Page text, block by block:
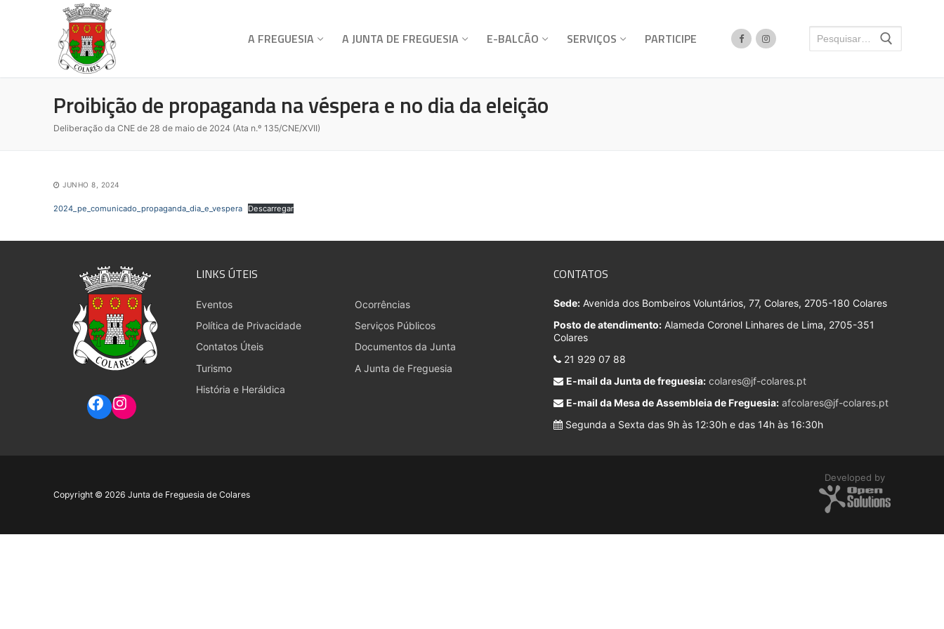
A FREGUESIA A JUNTA DE FREGUESIA E-BALCÃO SERVIÇOS PARTICIPE
Proibição de propaganda na véspera e no dia da eleição
Deliberação da CNE de 28 de maio de 2024 (Ata n.º 135/CNE/XVII)
JUNHO 8, 2024
2024_pe_comunicado_propaganda_dia_e_vespera Descarregar
LINKS ÚTEIS
Eventos
Ocorrências
Política de Privacidade
Serviços Públicos
Contatos Úteis
Documentos da Junta
Turismo
A Junta de Freguesia
História e Heráldica
CONTATOS
Sede:Avenida dos Bombeiros Voluntários, 77, Colares, 2705-180 Colares
Posto de atendimento:Alameda Coronel Linhares de Lima, 2705-351
Colares
21 929 07 88
E-mail da Junta de freguesia: colares@jf-colares.pt
E-mail da Mesa de Assembleia de Freguesia: afcolares@jf-colares.pt
Segunda a Sexta das 9h às 12:30h e das 14h às 16:30h
Copyright © 2026 Junta de Freguesia de Colares
Developed by